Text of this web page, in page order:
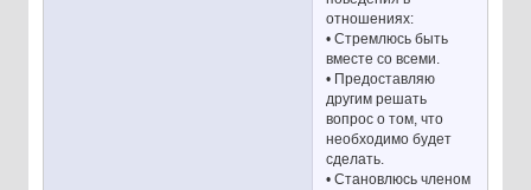
отношениях:
• Стремлюсь быть
вместе со всеми.
• Предоставляю
другим решать
вопрос о том, что
необходимо будет
сделать.
• Становлюсь членом